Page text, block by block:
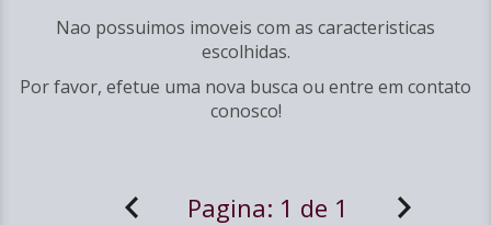
Nao possuimos imoveis com as caracteristicas
escolhidas.
Por favor, efetue uma nova busca ou entre em contato
conosco!
Pagina: 1 de 1